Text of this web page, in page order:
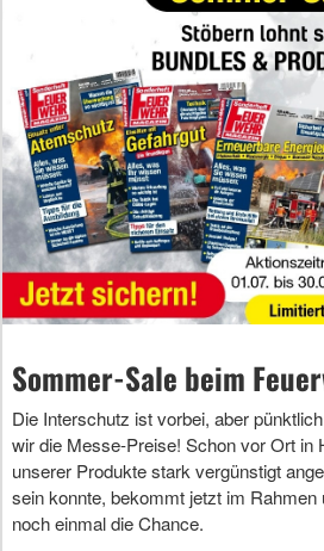
Sommer-Sale beim
Die Interschutz ist vorbei, aber
wir die Messe-Preise! Schon vor Ort in
unserer Produkte stark vergünstigt
sein konnte, bekommt jetzt im
noch einmal die Chance.